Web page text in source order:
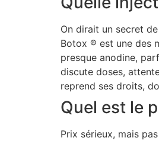
On dirait un secret
Botox ® est une des
presque anodine,
discute doses,
reprend ses droits,
Quel est le
Prix sérieux, mais